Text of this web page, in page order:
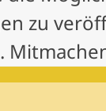
zu